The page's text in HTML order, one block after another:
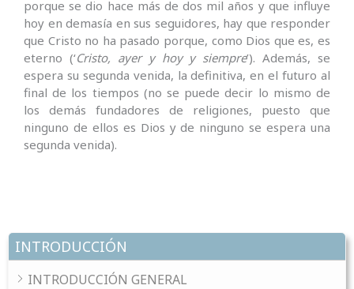
INTRODUCCIÓN
INTRODUCCIÓN GENERAL
porque se dio hace más de dos mil años y que influye
hoy en demasía en sus seguidores, hay que responder
que Cristo no ha pasado porque, como Dios que es, es
eterno (‘Cristo, ayer y hoy y siempre’). Además, se
espera su segunda venida, la definitiva, en el futuro al
final de los tiempos (no se puede decir lo mismo de
los demás fundadores de religiones, puesto que
ninguno de ellos es Dios y de ninguno se espera una
segunda venida).